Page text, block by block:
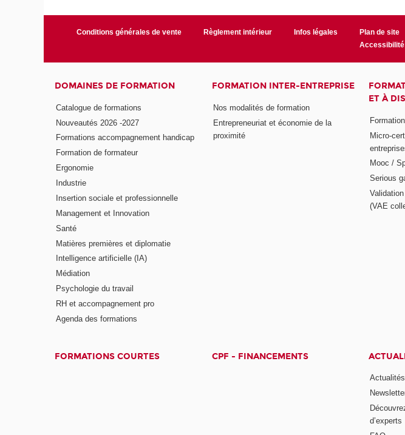
Conditions générales de vente Règlement intérieur Infos légales Plan de site
DOMAINES DE FORMATION
Catalogue de formations
Nouveautés 2026 -2027
Formations accompagnement handicap
Formation de formateur
Ergonomie
Industrie
Insertion sociale et professionnelle
Management et Innovation
Santé
Matières premières et diplomatie
Intelligence artificielle (IA)
Médiation
Psychologie du travail
RH et accompagnement pro
Agenda des formations
FORMATION INTER-ENTREPRISE
Nos modalités de formation
Entrepreneuriat et économie de la
proximité
ET À
Micro-
Mooc /
Serious
(VAE
FORMATIONS COURTES CPF - FINANCEMENTS
Actualités
d’experts